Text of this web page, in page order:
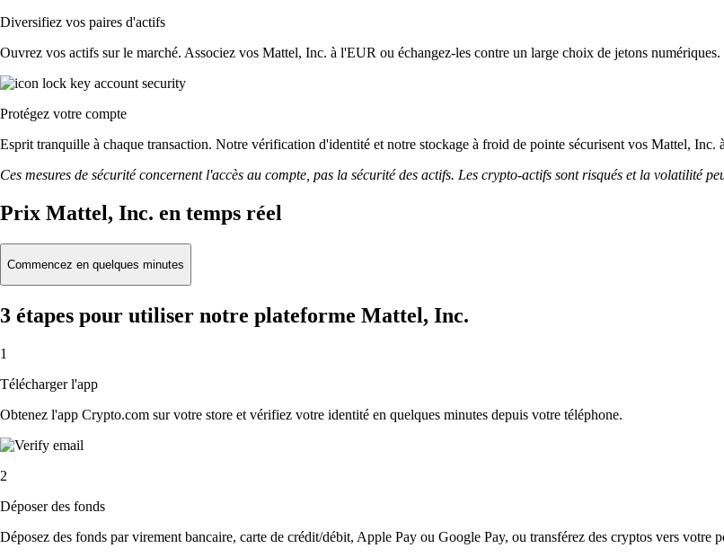
Diversifiez vos paires d'actifs
Ouvrez vos actifs sur le marché. Associez vos Mattel, Inc. à l'EUR ou échangez-les contre un large choix de jetons numériques.
Protégez votre compte
Esprit tranquille à chaque transaction. Notre vérification d'identité et notre stockage à froid de pointe sécurisent vos Mattel, Inc.
Ces mesures de sécurité concernent l'accès au compte, pas la sécurité des actifs. Les crypto-actifs sont risqués et la volatilité
Prix Mattel, Inc. en temps réel
Commencez en quelques minutes
3 étapes pour utiliser notre plateforme Mattel, Inc.
1
Télécharger l'app
Obtenez l'app Crypto.com sur votre store et vérifiez votre identité en quelques minutes depuis votre téléphone.
2
Déposer des fonds
Déposez des fonds par virement bancaire, carte de crédit/débit, Apple Pay ou Google Pay, ou transférez des cryptos vers votre